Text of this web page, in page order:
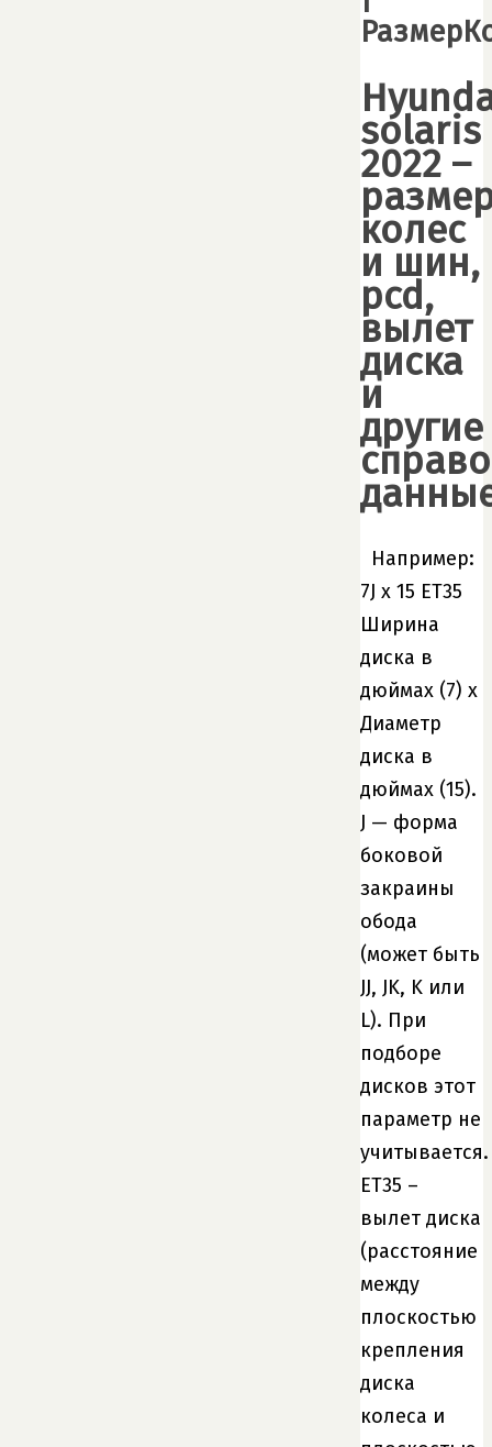
solaris
2022 –
колеc
и шин,
pcd,
вылет
диска
и
другие
Например:
7J x 15 ET35
Ширина
диска в
дюймах (7) x
Диаметр
диска в
дюймах (15).
J — форма
боковой
закраины
обода
(может быть
JJ, JK, K или
L). При
подборе
дисков этот
параметр не
учитывается.
ET35 –
вылет диска
(расстояние
между
плоскостью
крепления
диска
колеса и